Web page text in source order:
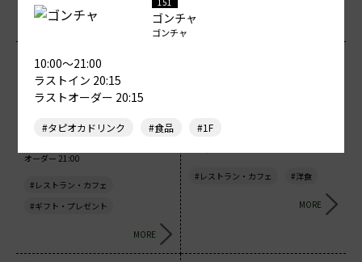
ゴンチャ
ゴンチャ
10:00～21:00
ラストイン 20:15
ラストオーダー 20:15
#タピオカドリンク #食品 #1F
128
スターバックス （1F）
オーダー 21:00
#レストラン・カフェ
#ギフト・プレゼント
MORE
#レストラン・カフェ #洋食
MORE